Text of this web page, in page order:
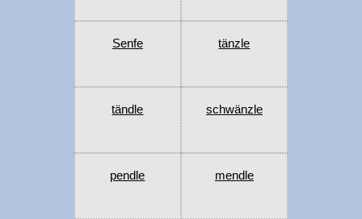
Senfe tänzle
tändle schwänzle
pendle mendle